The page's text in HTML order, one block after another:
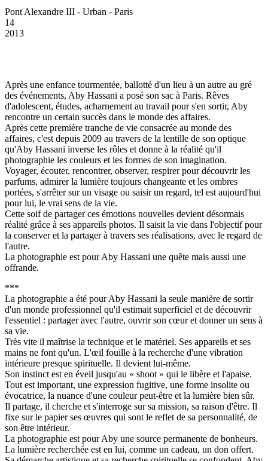
Pont Alexandre III - Urban - Paris
14
2013
Après une enfance tourmentée, ballotté d'un lieu à un autre au gré
des événements, Aby Hassani a posé son sac à Paris. Rêves
d'adolescent, études, acharnement au travail pour s'en sortir, Aby
rencontre un certain succès dans le monde des affaires.
Après cette première tranche de vie consacrée au monde des
affaires, c'est depuis 2009 au travers de la lentille de son optique
qu'Aby Hassani inverse les rôles et donne à la réalité qu'il
photographie les couleurs et les formes de son imagination.
Voyager, écouter, rencontrer, observer, respirer pour découvrir les
parfums, admirer la lumière toujours changeante et les ombres
portées, s'arrêter sur un visage ou saisir un regard, tel est aujourd'hui
pour lui, le vrai sens de la vie.
Cette soif de partager ces émotions nouvelles devient désormais
réalité grâce à ses appareils photos. Il saisit la vie dans l'objectif pour
la conserver et la partager à travers ses réalisations, avec le regard de
l'autre.
La photographie est pour Aby Hassani une quête mais aussi une
offrande.
***
La photographie a été pour Aby Hassani la seule manière de sortir
d'un monde professionnel qu'il estimait superficiel et de découvrir
l'essentiel : partager avec l'autre, ouvrir son cœur et donner un sens à
sa vie.
Très vite il maîtrise la technique et le matériel. Ses appareils et ses
mains ne font qu'un. L'œil fouille à la recherche d'une vibration
intérieure presque spirituelle. Il devient lui-même.
Son instinct est en éveil jusqu'au « shoot » qui le libère et l'apaise.
Tout est important, une expression fugitive, une forme insolite ou
évocatrice, la nuance d'une couleur peut-être et la lumière bien sûr.
Il partage, il cherche et s'interroge sur sa mission, sa raison d'être. Il
fixe sur le papier ses œuvres qui sont le reflet de sa personnalité, de
son être intérieur.
La photographie est pour Aby une source permanente de bonheurs.
La lumière recherchée est en lui, comme un cadeau, un don offert.